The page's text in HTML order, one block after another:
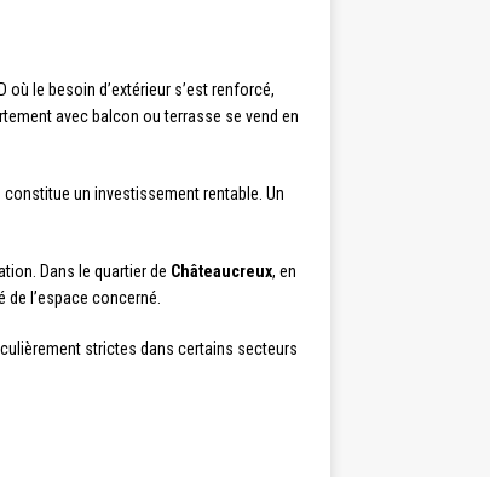
où le besoin d’extérieur s’est renforcé,
avec balcon ou terrasse se vend en
constitue un investissement rentable. Un
Dans le quartier de Châteaucreux, en
l’espace concerné.
strictes dans certains secteurs